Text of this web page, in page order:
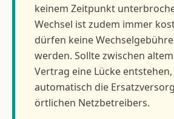
keinem Zeitpunkt
Wechsel ist zudem immer
dürfen keine
werden. Sollte zwischen
Vertrag eine Lücke
automatisch die
örtlichen Netzbetreibers.